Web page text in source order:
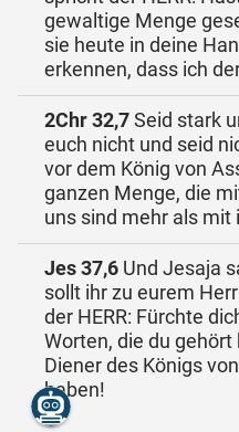
gewaltige Menge
sie heute in deine
erkennen, dass ich
2Chr 32,7Seid stark
euch nicht und seid
vor dem König von
ganzen Menge, die
uns sind mehr als mit
Jes 37,6 Und Jesaja
sollt ihr zu eurem
der HERR: Fürchte
Worten, die du
Diener des Königs
haben!